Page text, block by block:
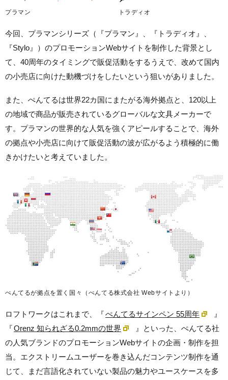
プラマン トラディオ
今回、プラマンシリーズ（『プラマン』、『トラディオ』、
『Stylo』）のプロモーションWebサイトを制作した背景とし
て、40周年のタイミングで販促活動をするうえで、改めて国内
の小売店に向けた動機づけをしたいという狙いがありました。
また、ぺんてるは世界22カ国にまたがる海外拠点と、120以上
の地域で商品が販売されているグローバルな文具メーカーで
す。プラマンの世界的な人気を強くアピールすることで、海外
の拠点や小売店に向けて販促活動の波が広がるよう積極的に働
きかけたいと考えていました。
ぺんてるが拠点を置く国々（ぺんてる株式会社 Webサイトより）
ロフトワークはこれまで、『ぺんてるサインペン 55周年
』
『Orenz 知られざる0.2mmの世界
』といった、ぺんてる社
の人気ブランドのプロモーションWebサイトの企画・制作を担
当。エクストリームユーザーを巻き込んだコンテンツ制作を通
じて、まだ言語化されていない製品の魅力やユースケースを多